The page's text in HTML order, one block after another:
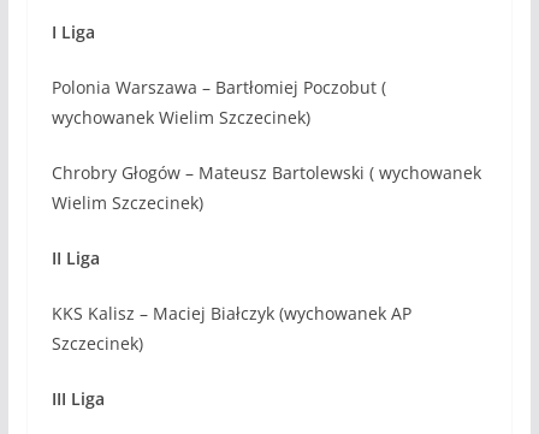
I Liga
Polonia Warszawa – Bartłomiej Poczobut (
wychowanek Wielim Szczecinek)
Chrobry Głogów – Mateusz Bartolewski ( wychowanek
Wielim Szczecinek)
II Liga
KKS Kalisz – Maciej Białczyk (wychowanek AP
Szczecinek)
III Liga